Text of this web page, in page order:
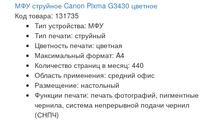
МФУ струйное Canon Pixma G3430 цветное
Код товара: 131735
Тип устройства: МФУ
Тип печати: струйный
Цветность печати: цветная
Максимальный формат: A4
Количество страниц в месяц: 440
Область применения: средний офис
Размещение: настольный
Функции печати: печать фотографий, пигментные
чернила, система непрерывной подачи чернил
(СНПЧ)